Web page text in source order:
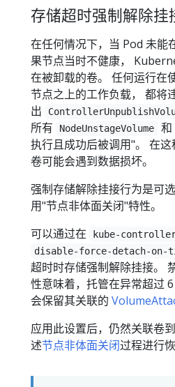
存储超时强制解除挂
在任何情况下，当 Pod 未能
果节点当时不健康，
在被卸载的卷。 任何运行在
节点之上的工作负载， 都将
出
所有
NodeUnstageVolume 和
执行且成功后被调用"。 在
卷可能会遇到数据损坏。
强制存储解除挂接行为是可
用"节点非体面关闭"特性。
可以通过在
kube-
disable-force-detach-on-
超时时存储强制解除挂接。
性意味着，托管在异常超过
会保留其关联的
应用此设置后，仍然关联卷
述节点非体面关闭过程进行恢